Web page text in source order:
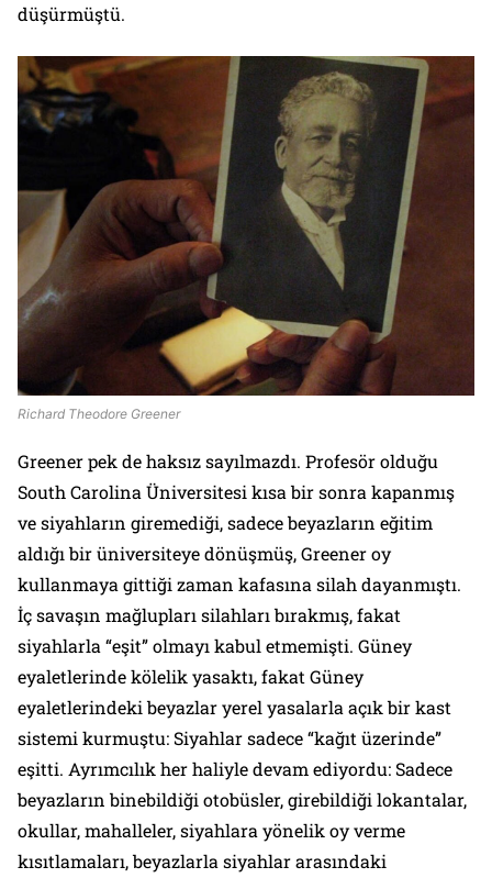
düşürmüştü.
Richard Theodore Greener
Greener pek de haksız sayılmazdı. Profesör olduğu
South Carolina Üniversitesi kısa bir sonra kapanmış
ve siyahların giremediği, sadece beyazların eğitim
aldığı bir üniversiteye dönüşmüş, Greener oy
kullanmaya gittiği zaman kafasına silah dayanmıştı.
İç savaşın mağlupları silahları bırakmış, fakat
siyahlarla “eşit” olmayı kabul etmemişti. Güney
eyaletlerinde kölelik yasaktı, fakat Güney
eyaletlerindeki beyazlar yerel yasalarla açık bir kast
sistemi kurmuştu: Siyahlar sadece “kağıt üzerinde”
eşitti. Ayrımcılık her haliyle devam ediyordu: Sadece
beyazların binebildiği otobüsler, girebildiği lokantalar,
okullar, mahalleler, siyahlara yönelik oy verme
kısıtlamaları, beyazlarla siyahlar arasındaki